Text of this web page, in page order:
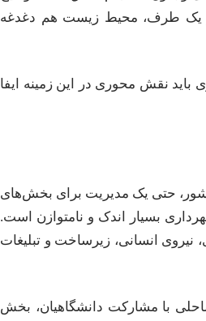
یک طرف، محیط زیست هم دغدغه
باید نقش محوری در این زمینه ایفا
حتی یک مدیریت برای بخش‌های
بسیار اندک و نامتوازن است.
نیروی انسانی، زیرساخت و تبلیغات
با مشارکت دانشگاهیان، بخش